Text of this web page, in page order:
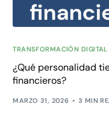
TRANSFORMACIÓN DIGITAL
¿Qué personalidad
financieros?
MARZO 31, 2026 3 MIN